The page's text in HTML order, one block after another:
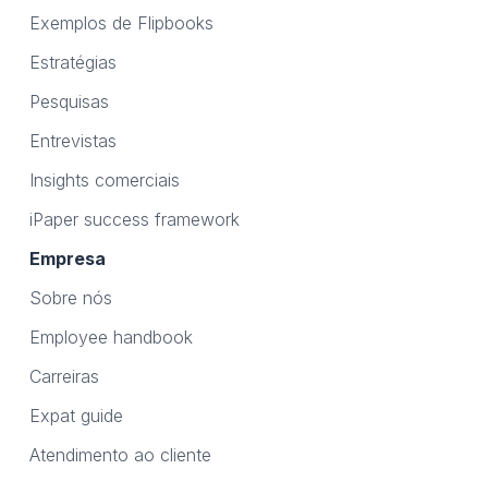
Exemplos de Flipbooks
Estratégias
Pesquisas
Entrevistas
Insights comerciais
iPaper success framework
Empresa
Sobre nós
Employee handbook
Carreiras
Expat guide
Atendimento ao cliente